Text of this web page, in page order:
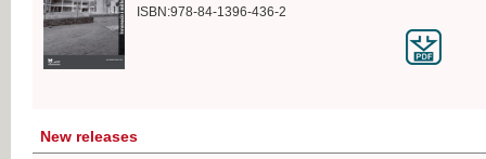
ISBN:978-84-1396-436-2
New releases